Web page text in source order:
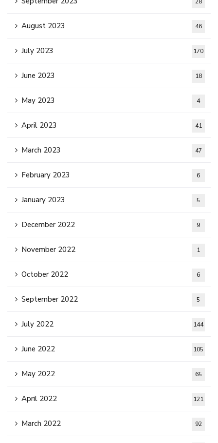
August 2023 46
July 2023 170
June 2023 18
May 2023 4
April 2023 41
March 2023 47
February 2023 6
January 2023 5
December 2022 9
November 2022 1
October 2022 6
September 2022 5
July 2022 144
June 2022 105
May 2022 65
April 2022 121
March 2022 92